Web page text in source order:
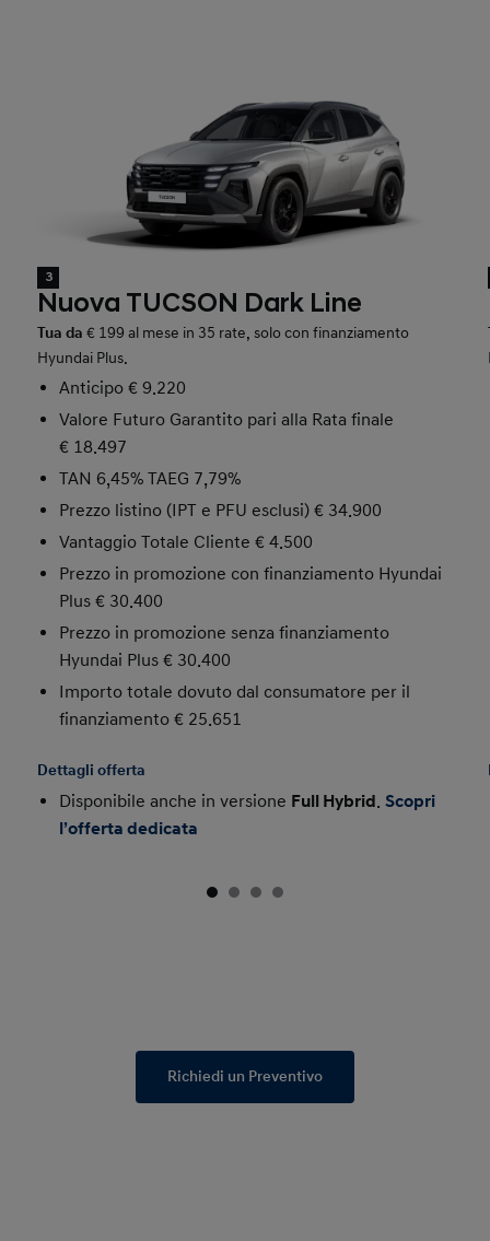
3
Nuova TUCSON Dark Line
Tua da € 199 al mese in 35 rate, solo con finanziamento
Hyundai Plus.
Anticipo € 9.220
Valore Futuro Garantito pari alla Rata finale
€ 18.497
TAN 6,45% TAEG 7,79%
Prezzo listino (IPT e PFU esclusi) € 34.900
Vantaggio Totale Cliente € 4.500
Prezzo in promozione con finanziamento Hyundai
Plus € 30.400
Prezzo in promozione senza finanziamento
Hyundai Plus € 30.400
Importo totale dovuto dal consumatore per il
finanziamento € 25.651
Dettagli offerta
Disponibile anche in versione Full Hybrid.Scopri
l’offerta dedicata
Richiedi un Preventivo